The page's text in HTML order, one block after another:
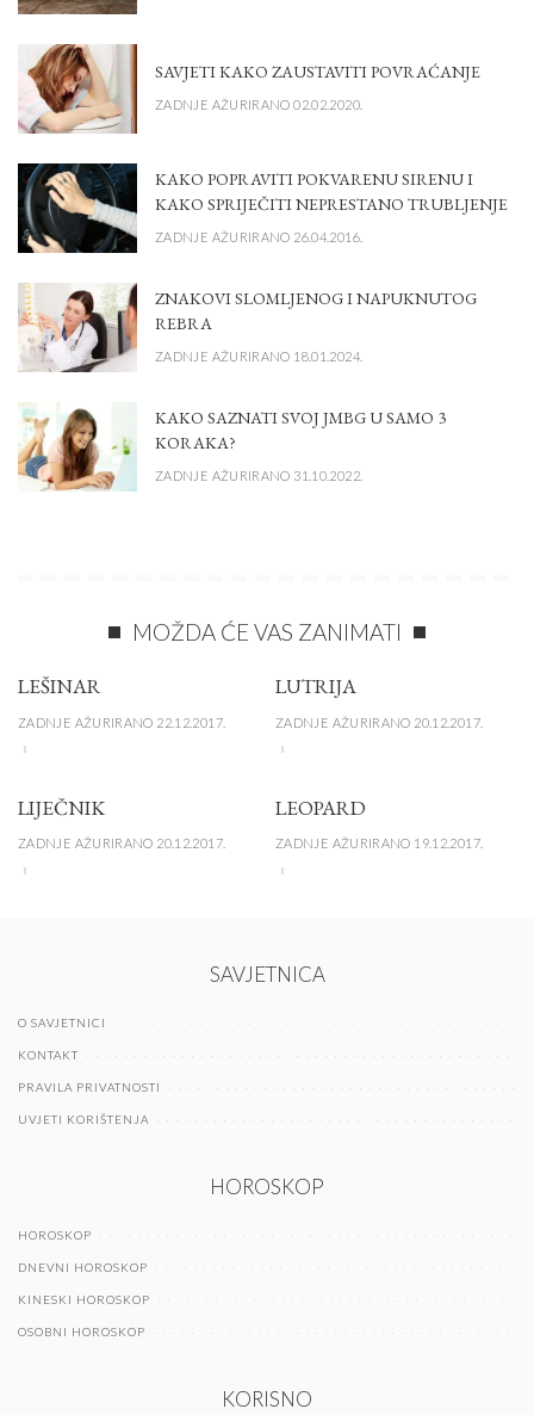
SAVJETI KAKO ZAUSTAVITI POVRAĆANJE
ZADNJE AŽURIRANO 02.02.2020.
KAKO POPRAVITI POKVARENU SIRENU I
KAKO SPRIJEČITI NEPRESTANO TRUBLJENJE
ZADNJE AŽURIRANO 26.04.2016.
ZNAKOVI SLOMLJENOG I NAPUKNUTOG
REBRA
ZADNJE AŽURIRANO 18.01.2024.
KAKO SAZNATI SVOJ JMBG U SAMO 3
KORAKA?
ZADNJE AŽURIRANO 31.10.2022.
MOŽDA ĆE VAS ZANIMATI
LEŠINAR
ZADNJE AŽURIRANO 22.12.2017.
LUTRIJA
ZADNJE AŽURIRANO 20.12.2017.
LIJEČNIK
ZADNJE AŽURIRANO 20.12.2017.
LEOPARD
ZADNJE AŽURIRANO 19.12.2017.
SAVJETNICA
O SAVJETNICI
KONTAKT
PRAVILA PRIVATNOSTI
UVJETI KORIŠTENJA
HOROSKOP
HOROSKOP
DNEVNI HOROSKOP
KINESKI HOROSKOP
OSOBNI HOROSKOP
KORISNO